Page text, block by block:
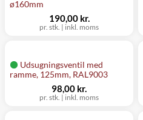
ø160mm
pr. stk. | inkl. moms
190,00 kr.
Udsugningsventil med
ramme, 125mm, RAL9003
pr. stk. | inkl. moms
98,00 kr.